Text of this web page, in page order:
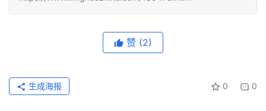
匈牙利向欧盟开炮，成俄罗斯的第二个解围者
上一篇